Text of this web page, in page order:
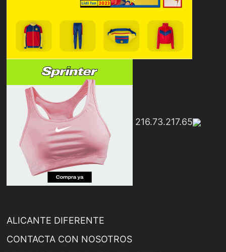
216.73.217.65
ALICANTE DIFERENTE
CONTACTA CON NOSOTROS